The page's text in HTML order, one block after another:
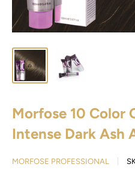
Morfose 10 Color
Intense Dark Ash
MORFOSE PROFESSIONAL